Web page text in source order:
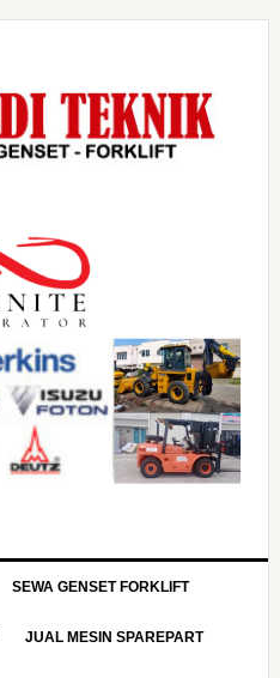
SEWA GENSET FORKLIFT
JUAL MESIN SPAREPART